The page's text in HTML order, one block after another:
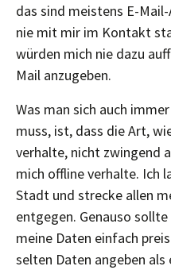
das sind meistens E-
nie mit mir im Kontakt
würden mich nie dazu
Mail anzugeben.
Was man sich auch
muss, ist, dass die Art,
verhalte, nicht zwingend
mich offline verhalte. Ich
Stadt und strecke allen
entgegen. Genauso
meine Daten einfach
selten Daten angeben